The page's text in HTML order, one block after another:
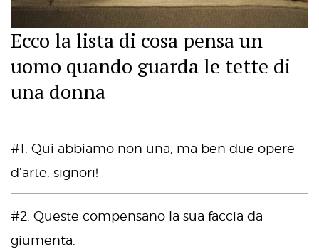
Ecco la lista di cosa pensa un
uomo quando guarda le tette di
una donna
#1. Qui abbiamo non una, ma ben due opere
d’arte, signori!
#2. Queste compensano la sua faccia da
giumenta.